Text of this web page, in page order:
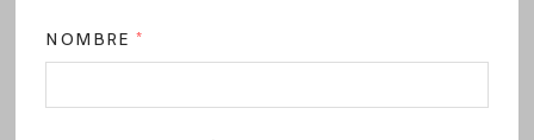
NOMBRE*